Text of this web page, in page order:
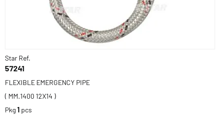
Star Ref.
57241
FLEXIBLE EMERGENCY PIPE
( MM.1400 12X14 )
Pkg1 pcs